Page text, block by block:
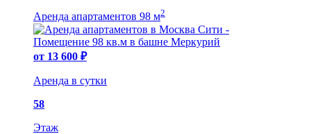
Аренда апартаментов 98 м2
от 13 600 ₽
Аренда в сутки
58
Этаж